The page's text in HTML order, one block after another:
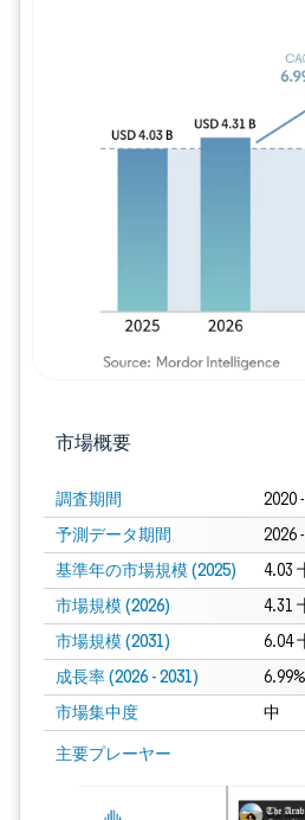
市場概要
調査期間 2020
予測データ期間 2026
基準年の市場規模 (2025) 4.03
市場規模 (2026) 4.31
市場規模 (2031) 6.04
成長率 (2026 - 2031)
市場集中度 中
主要プレーヤー
画像 © Mordor Intelligence。再利用には